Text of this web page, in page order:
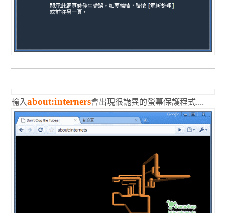
輸入about:interners會出現很詭異的螢幕保護程式....